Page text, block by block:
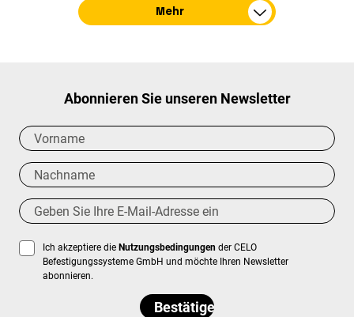
Mehr
Abonnieren Sie unseren Newsletter
Ich akzeptiere dieNutzungsbedingungen der CELO
Befestigungssysteme GmbH und möchte Ihren Newsletter
abonnieren.